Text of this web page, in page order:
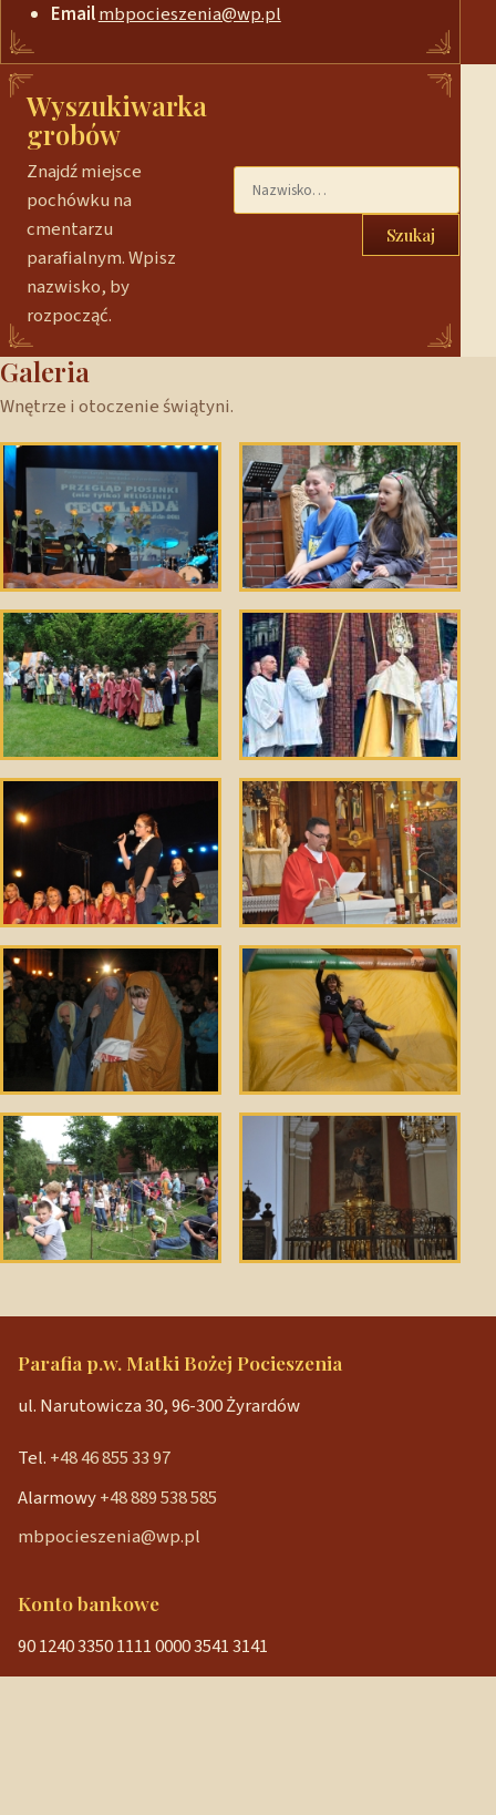
Emailmbpocieszenia@wp.pl
Wyszukiwarka
grobów
Znajdź miejsce
pochówku na
cmentarzu
parafialnym. Wpisz
nazwisko, by
rozpocząć.
Szukaj
Galeria
Wnętrze i otoczenie świątyni.
Parafia p.w. Matki Bożej Pocieszenia
ul. Narutowicza 30, 96-300 Żyrardów
Tel. +48 46 855 33 97
Alarmowy+48 889 538 585
mbpocieszenia@wp.pl
Konto bankowe
90 1240 3350 1111 0000 3541 3141